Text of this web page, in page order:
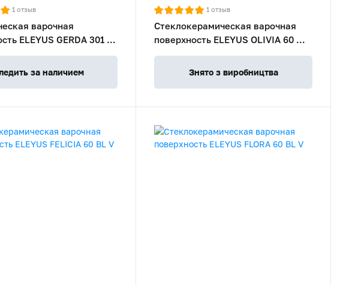
1 отзыв
варочная
ELEYUS GERDA 301 IS
за наличием
1 отзыв
Стеклокерамическая варочная
поверхность ELEYUS OLIVIA 60 WH
V
Знято з виробництва